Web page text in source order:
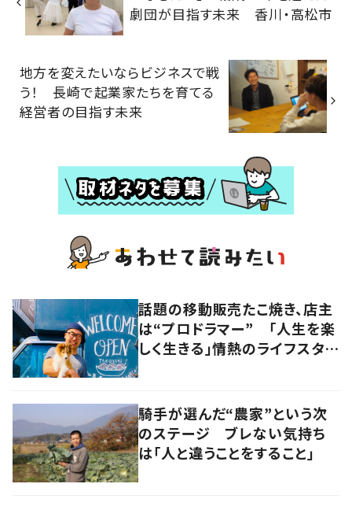
劇団が目指す未来 香川・高松市
地方を変えたいならビジネスで戦
う！ 長崎で起業家たちを育てる
経営者の目指す未来
話題の移動販売たこ焼き、店主
は“プロドラマー” 「人生を楽
しく生きる」情熱のライフスタイ
騎手が選んだ“農家”という次
のステージ ブレない気持ち
は「人と違うことをすること」